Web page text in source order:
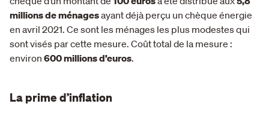
millions de ménagesayant déjà perçu un chèque énergie
en avril 2021. Ce sont les ménages les plus modestes qui
sont visés par cette mesure. Coût total de la mesure :
environ 600 millions d’euros.
La prime d’inflation